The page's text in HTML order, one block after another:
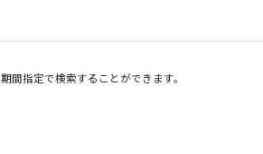
間指定で検索することができます。